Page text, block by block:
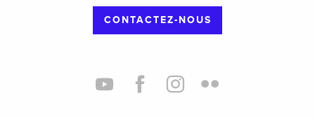
CONTACTEZ-NOUS